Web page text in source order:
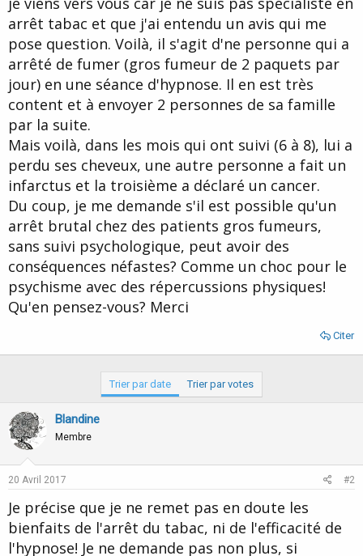
d
e
a
d
i
c
u
s
s
i
o
t
arrêt tabac et que j'ai entendu un avis qui me
pose question. Voilà, il s'agit d'ne personne qui a
arrêté de fumer (gros fumeur de 2 paquets par
jour) en une séance d'hypnose. Il en est très
content et à envoyer 2 personnes de sa famille
par la suite.
Mais voilà, dans les mois qui ont suivi (6 à 8), lui a
perdu ses cheveux, une autre personne a fait un
infarctus et la troisième a déclaré un cancer.
Du coup, je me demande s'il est possible qu'un
arrêt brutal chez des patients gros fumeurs,
sans suivi psychologique, peut avoir des
conséquences néfastes? Comme un choc pour le
psychisme avec des répercussions physiques!
Qu'en pensez-vous? Merci
Citer
Trier par date Trier par votes
Blandine
Membre
20 Avril 2017 #2
Je précise que je ne remet pas en doute les
bienfaits de l'arrêt du tabac, ni de l'efficacité de
l'hypnose! Je ne demande pas non plus, si